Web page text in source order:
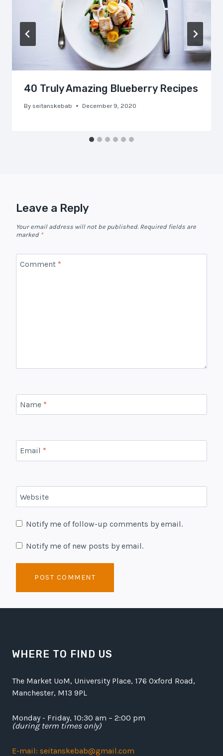
40 Truly Amazing Blueberry Recipes
By seitanskebab December 9, 2020
Leave a Reply
Your email address will not be published. Required fields are
marked *
Comment *
Name *
Email *
Website
Notify me of follow-up comments by email.
Notify me of new posts by email.
WHERE TO FIND US
The Market UoM, University Place, 176 Oxford Road,
Manchester, M13 9PL
Monday - Friday, 10:30 am – 2:00 pm
(during term times only)
E-mail: seitanskebab@gmail.com